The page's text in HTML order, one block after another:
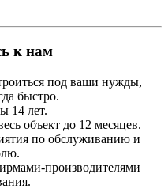
к нам
под ваши нужды,
быстро.
14 лет.
объект до 12 месяцев.
по обслуживанию и
производителями